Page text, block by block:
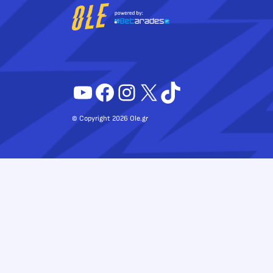
YouTube
Facebook
Instagram
X TikTok
© Copyright 2026 Ole.gr